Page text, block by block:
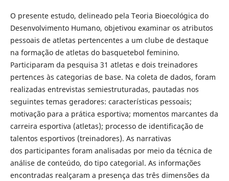
O presente estudo, delineado pela Teoria Bioecológica do
Desenvolvimento Humano, objetivou examinar os atributos
pessoais de atletas pertencentes a um clube de destaque
na formação de atletas do basquetebol feminino.
Participaram da pesquisa 31 atletas e dois treinadores
pertences às categorias de base. Na coleta de dados, foram
realizadas entrevistas semiestruturadas, pautadas nos
seguintes temas geradores: características pessoais;
motivação para a prática esportiva; momentos marcantes da
carreira esportiva (atletas); processo de identificação de
talentos esportivos (treinadores). As narrativas
dos participantes foram analisadas por meio da técnica de
análise de conteúdo, do tipo categorial. As informações
encontradas realçaram a presença das três dimensões da